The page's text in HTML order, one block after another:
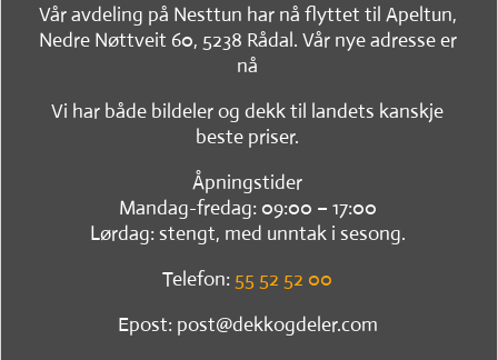
Vår avdeling på Nesttun har nå flyttet til Apeltun,
Nedre Nøttveit 60, 5238 Rådal. Vår nye adresse er
nå
Vi har både bildeler og dekk til landets kanskje
beste priser.
Åpningstider
Mandag-fredag: 09:00 – 17:00
Lørdag: stengt, med unntak i sesong.
Telefon: 55 52 52 00
Epost: post@dekkogdeler.com